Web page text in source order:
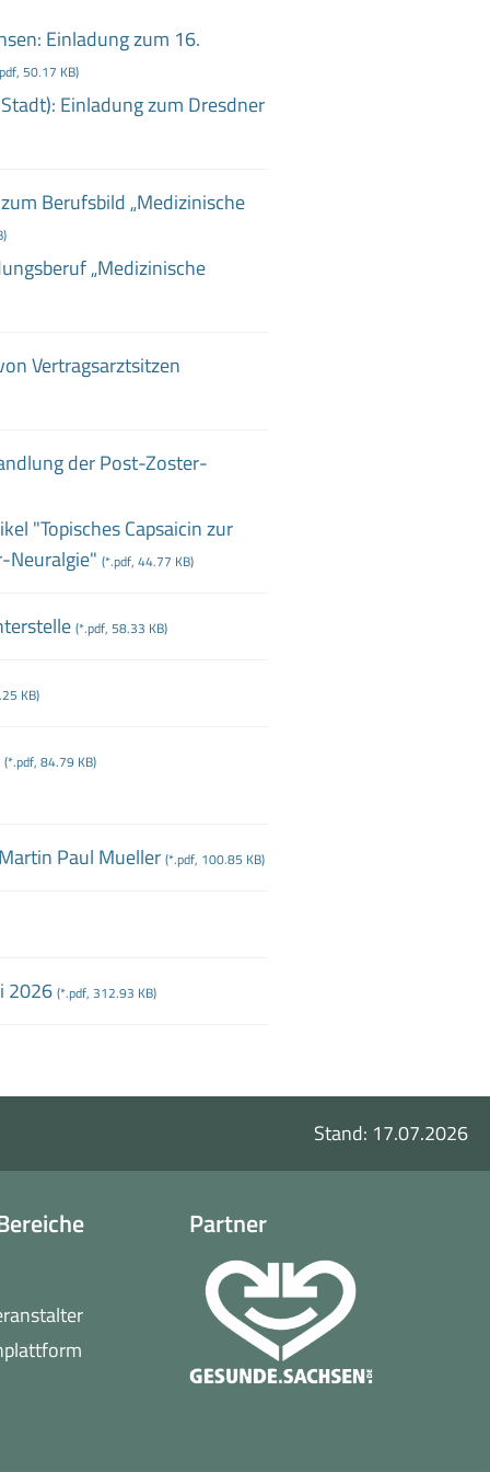
Einladung zum 16.
50.17 KB)
Einladung zum Dresdner
Berufsbild „Medizinische
„Medizinische
Vertragsarztsitzen
der Post-Zoster-
"Topisches Capsaicin zur
-Neuralgie" (*.pdf, 44.77 KB)
(*.pdf, 58.33 KB)
KB)
(*.pdf, 84.79 KB)
Paul Mueller (*.pdf, 100.85 KB)
2026 (*.pdf, 312.93 KB)
Stand: 17.07.2026
Partner